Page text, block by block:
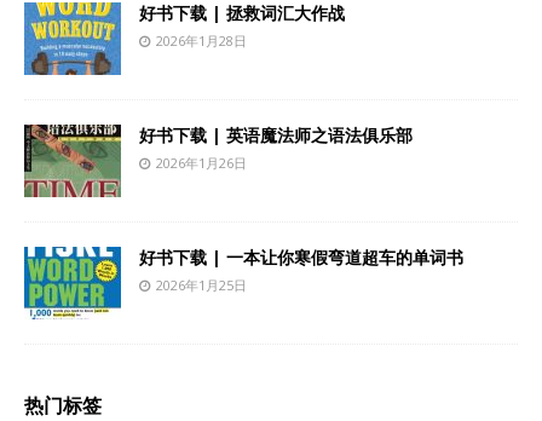
好书下载 | 拯救词汇大作战
2026年1月28日
好书下载 | 英语魔法师之语法俱乐部
2026年1月26日
好书下载 | 一本让你寒假弯道超车的单词书
2026年1月25日
热门标签